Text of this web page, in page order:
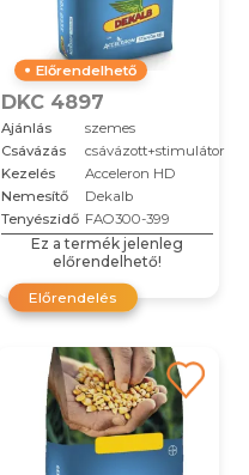
Előrendelhető
DKC 4897
Ajánlás
szemes
Csávázás
csávázott+stimulátor
Kezelés
Acceleron HD
Nemesítő
Dekalb
Tenyészidő FAO300-399
Ez a termék jelenleg
előrendelhető!
Előrendelés